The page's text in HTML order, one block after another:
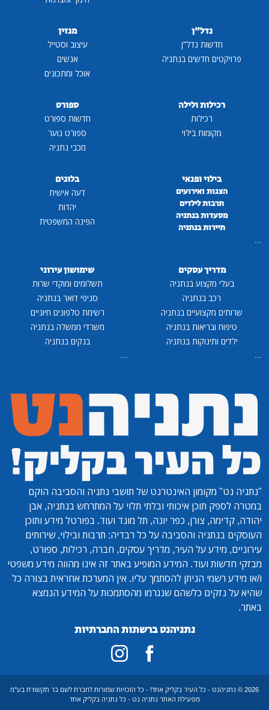
נדל"ן
חדשות נדל"ן
פרויקטים חדשים בנתניה
מגזין
עיצוב וסטייל
אנשים
אוכל ומתכונים
רכילות ולילה
רכילות
מקומות בילוי
ספורט
חדשות ספורט
ספורט נוער
מכבי נתניה
בילוי ופנאי
הצגות ואירועים
תרבות לילדים
מסעדות בנתניה
תיירות בנתניה
...
בלוגים
דעה אישית
יהדות
הפינה המשפטית
מדריך עסקים
בעלי מקצוע בנתניה
רכב בנתניה
שרותים מקצועיים בנתניה
טיפוח ובריאות בנתניה
ילדים ותינוקות בנתניה
...
שימושון עירוני
תשלומים ומוקדי שרות
סניפי דואר בנתניה
רשימת טלפונים חיוניים
משרדי ממשלה בנתניה
בנקים בנתניה
...
"נתניה נט" מקומון האינטרנט של תושבי נתניה והסביבה הוקם
במטרה לספק תוכן איכותי ובלתי תלוי על המתרחש בנתניה, אבן
יהודה, קדימה, צורן, כפר יונה, תל מונד ועוד. בפורטל מידע ותוכן
העוסקים בנתניה והסביבה על כל רבדיה: תרבות ובילוי, שירותים
עירוניים, מידע על העיר, מדריך עסקים, חברה, רכילות, ספורט,
מבזקי חדשות ועוד. המידע המופיע באתר זה אינו מהווה מידע משפטי
ו/או מידע רשמי הניתן להסתמך עליו. אין המערכת אחראית בצורה כל
שהיא על נזקים כלשהם שנגרמו מהסתמכות על המידע הנמצא
באתר.
נתניהנט ברשתות החברתיות
2026 © נתניהנט - כל העיר בקליק אחד! - כל הזכויות שמורות לחברת לשם בר תקשורת בע"מ
מפעילת האתר נתניה נט - כל נתניה בקליק אחד